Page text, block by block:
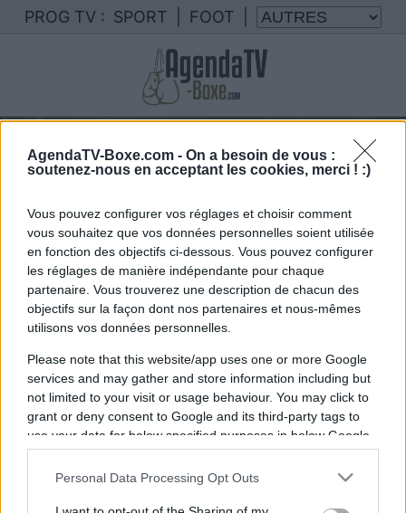
AgendaTV-Boxe.com - On a besoin de vous :
soutenez-nous en acceptant les cookies, merci ! :)
Vous pouvez configurer vos réglages et choisir comment
vous souhaitez que vos données personnelles soient utilisée
en fonction des objectifs ci-dessous. Vous pouvez configurer
les réglages de manière indépendante pour chaque
partenaire. Vous trouverez une description de chacun des
objectifs sur la façon dont nos partenaires et nous-mêmes
utilisons vos données personnelles.
Please note that this website/app uses one or more Google
services and may gather and store information including but
not limited to your visit or usage behaviour. You may click to
grant or deny consent to Google and its third-party tags to
use your data for below specified purposes in below Google
consent section.
Personal Data Processing Opt Outs
PROG TV : SPORT FOOT
Votre programme TV benoit saint
denis
benoit saint denis diffusés à la TV en France
Vous trouverez ci-dessous la liste des futurs
combats diffusés à la télévision en France de.
Il n'y a pas de diffusions de combats de
annoncées à la télévision pour le moment. Nous